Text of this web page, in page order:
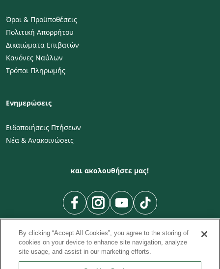
Όροι & Προϋποθέσεις
Πολιτική Απορρήτου
Δικαιώματα Επιβατών
Κανόνες Ναύλων
Τρόποι Πληρωμής
Ενημερώσεις
Ειδοποιήσεις Πτήσεων
Νέα & Ανακοινώσεις
και ακολουθήστε μας!
Προς Χώρα
By clicking “Accept All Cookies”, you agree to the storing of
cookies on your device to enhance site navigation, analyze
site usage, and assist in our marketing efforts.